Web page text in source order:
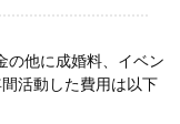
の他に成婚料、イベン
活動した費用は以下